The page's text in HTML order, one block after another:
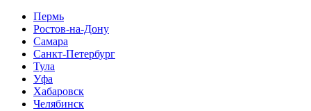
Пермь
Ростов-на-Дону
Самара
Санкт-Петербург
Тула
Уфа
Хабаровск
Челябинск